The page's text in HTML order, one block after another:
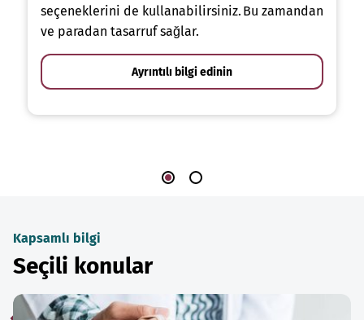
seçeneklerini de kullanabilirsiniz. Bu zamandan
ve paradan tasarruf sağlar.
Ayrıntılı bilgi edinin
Kapsamlı bilgi
Seçili konular